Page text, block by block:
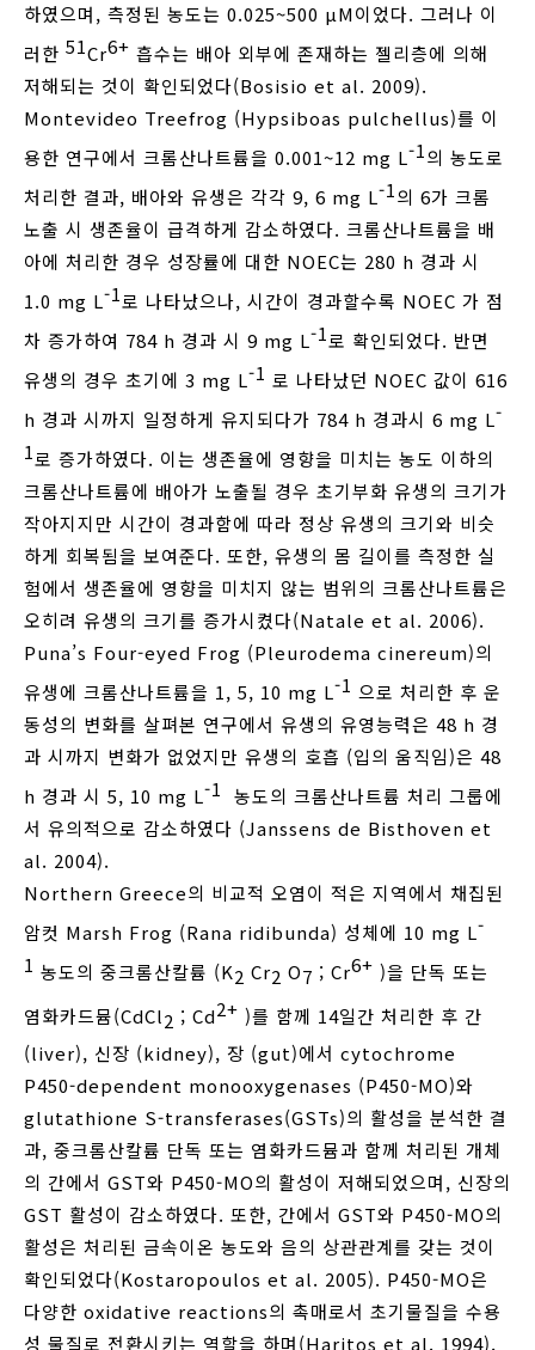
하였으며, 측정된 농도는 0.025~500 μM이었다. 그러나 이
러한 51Cr6+ 흡수는 배아 외부에 존재하는 젤리층에 의해
저해되는 것이 확인되었다(Bosisio et al. 2009).
Montevideo Treefrog (Hypsiboas pulchellus)를 이
용한 연구에서 크롬산나트륨을 0.001~12 mg L-1의 농도로
처리한 결과, 배아와 유생은 각각 9, 6 mg L-1의 6가 크롬
노출 시 생존율이 급격하게 감소하였다. 크롬산나트륨을 배
아에 처리한 경우 성장률에 대한 NOEC는 280 h 경과 시
1.0 mg L-1로 나타났으나, 시간이 경과할수록 NOEC 가 점
차 증가하여 784 h 경과 시 9 mg L-1로 확인되었다. 반면
유생의 경우 초기에 3 mg L-1 로 나타났던 NOEC 값이 616
h 경과 시까지 일정하게 유지되다가 784 h 경과시 6 mg L-
1로 증가하였다. 이는 생존율에 영향을 미치는 농도 이하의
크롬산나트륨에 배아가 노출될 경우 초기부화 유생의 크기가
작아지지만 시간이 경과함에 따라 정상 유생의 크기와 비슷
하게 회복됨을 보여준다. 또한, 유생의 몸 길이를 측정한 실
험에서 생존율에 영향을 미치지 않는 범위의 크롬산나트륨은
오히려 유생의 크기를 증가시켰다(Natale et al. 2006).
Puna’s Four-eyed Frog (Pleurodema cinereum)의
유생에 크롬산나트륨을 1, 5, 10 mg L-1 으로 처리한 후 운
동성의 변화를 살펴본 연구에서 유생의 유영능력은 48 h 경
과 시까지 변화가 없었지만 유생의 호흡 (입의 움직임)은 48
h 경과 시 5, 10 mg L-1 농도의 크롬산나트륨 처리 그룹에
서 유의적으로 감소하였다 (Janssens de Bisthoven et
al. 2004).
Northern Greece의 비교적 오염이 적은 지역에서 채집된
암컷 Marsh Frog (Rana ridibunda) 성체에 10 mg L-
1 농도의 중크롬산칼륨 (K2 Cr2 O7 ; Cr6+ )을 단독 또는
염화카드뮴(CdCl2 ; Cd2+ )를 함께 14일간 처리한 후 간
(liver), 신장 (kidney), 장 (gut)에서 cytochrome
P450-dependent monooxygenases (P450-MO)와
glutathione S-transferases(GSTs)의 활성을 분석한 결
과, 중크롬산칼륨 단독 또는 염화카드뮴과 함께 처리된 개체
의 간에서 GST와 P450-MO의 활성이 저해되었으며, 신장의
GST 활성이 감소하였다. 또한, 간에서 GST와 P450-MO의
활성은 처리된 금속이온 농도와 음의 상관관계를 갖는 것이
확인되었다(Kostaropoulos et al. 2005). P450-MO은
다양한 oxidative reactions의 촉매로서 초기물질을 수용
성 물질로 전환시키는 역할을 하며(Haritos et al. 1994),